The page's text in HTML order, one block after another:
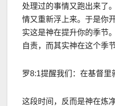
处理过的事情又跑出来了
情又重新浮上来。于是你
实这是神在提升你的季节
自责，而其实神在这个季
罗8:1提醒我们：在基督里
这段时间，反而是神在炼